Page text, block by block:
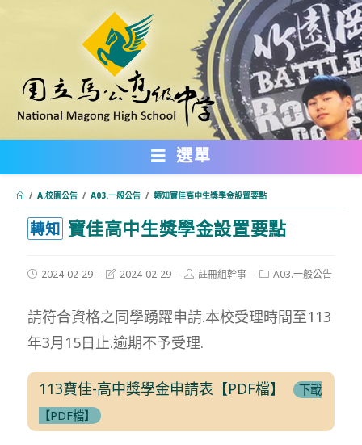
內
選單
/ A.校園公告 / A03.一般公告 / 轉知寶佳高中生獎學金設置要點
轉知 寶佳高中生獎學金設置要點
Post2024-02-29
Post2024-02-29
Post註冊組幹事
PostA03.一般公告
請符合資格之同學踴躍申請.本校受理時間至113
年3月15日止.逾期不予受理.
113寶佳-高中獎學金申請表【PDF檔】
下載
【PDF檔】